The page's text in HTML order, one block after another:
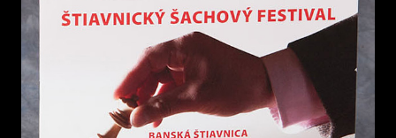
2008
2006
2005
POZVÁNKY